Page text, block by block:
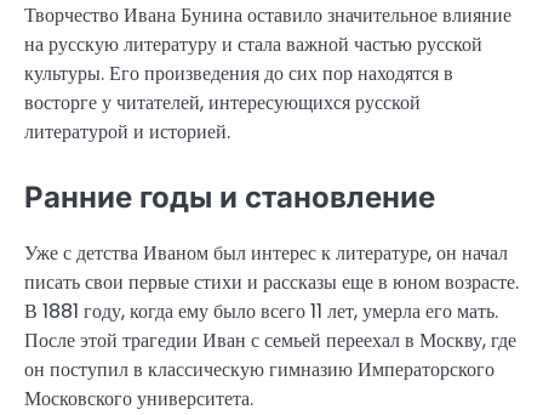
Творчество Ивана Бунина оставило значительное влияние
на русскую литературу и стала важной частью русской
культуры. Его произведения до сих пор находятся в
восторге у читателей, интересующихся русской
литературой и историей.
Ранние годы и становление
Уже с детства Иваном был интерес к литературе, он начал
писать свои первые стихи и рассказы еще в юном возрасте.
В 1881 году, когда ему было всего 11 лет, умерла его мать.
После этой трагедии Иван с семьей переехал в Москву, где
он поступил в классическую гимназию Императорского
Московского университета.